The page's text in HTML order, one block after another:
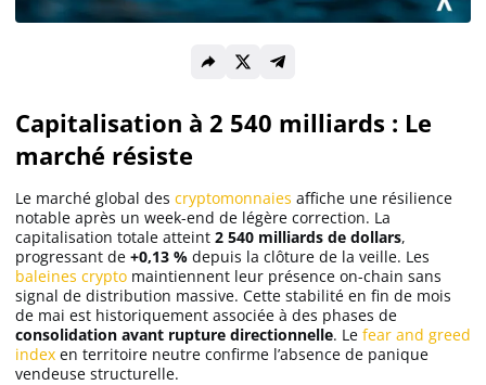
Bitcoin (BTC)
Solana (SOL)
Ripple (XRP)
Dogecoin (DOGE)
Binance Coin (BNB)
Capitalisation à 2 540 milliards : Le
marché résiste
Le marché global des cryptomonnaies affiche une résilience
notable après un week-end de légère correction. La
capitalisation totale atteint 2 540 milliards de dollars,
progressant de +0,13 % depuis la clôture de la veille. Les
baleines crypto maintiennent leur présence on-chain sans
signal de distribution massive. Cette stabilité en fin de mois
de mai est historiquement associée à des phases de
consolidation avant rupture directionnelle. Le fear and greed
index en territoire neutre confirme l’absence de panique
vendeuse structurelle.